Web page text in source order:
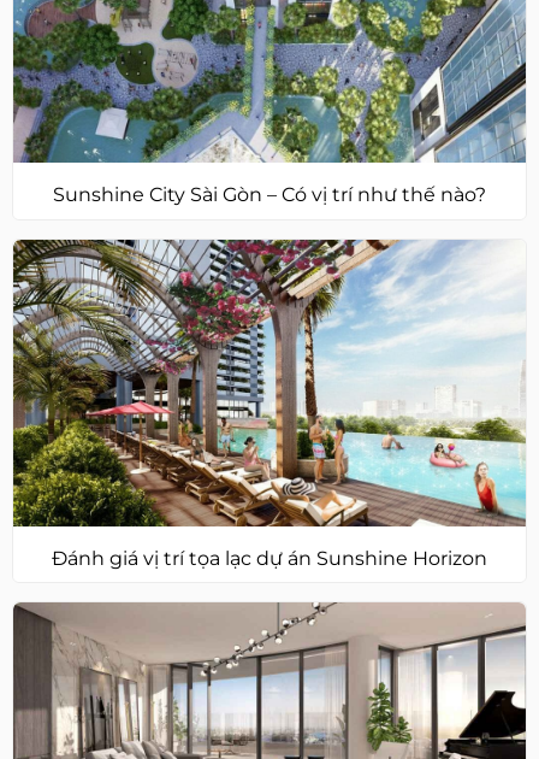
Sunshine City Sài Gòn – Có vị trí như thế nào?
Đánh giá vị trí tọa lạc dự án Sunshine Horizon